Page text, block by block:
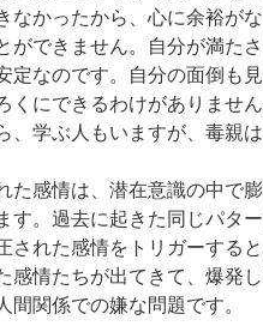
なかったから、心に余裕が
ができません。自分が満た
定なのです。自分の面倒も
くにできるわけがありませ
、学ぶ人もいますが、毒親
た感情は、潜在意識の中で
す。過去に起きた同じパタ
された感情をトリガーする
感情たちが出てきて、爆発
間関係での嫌な問題です。